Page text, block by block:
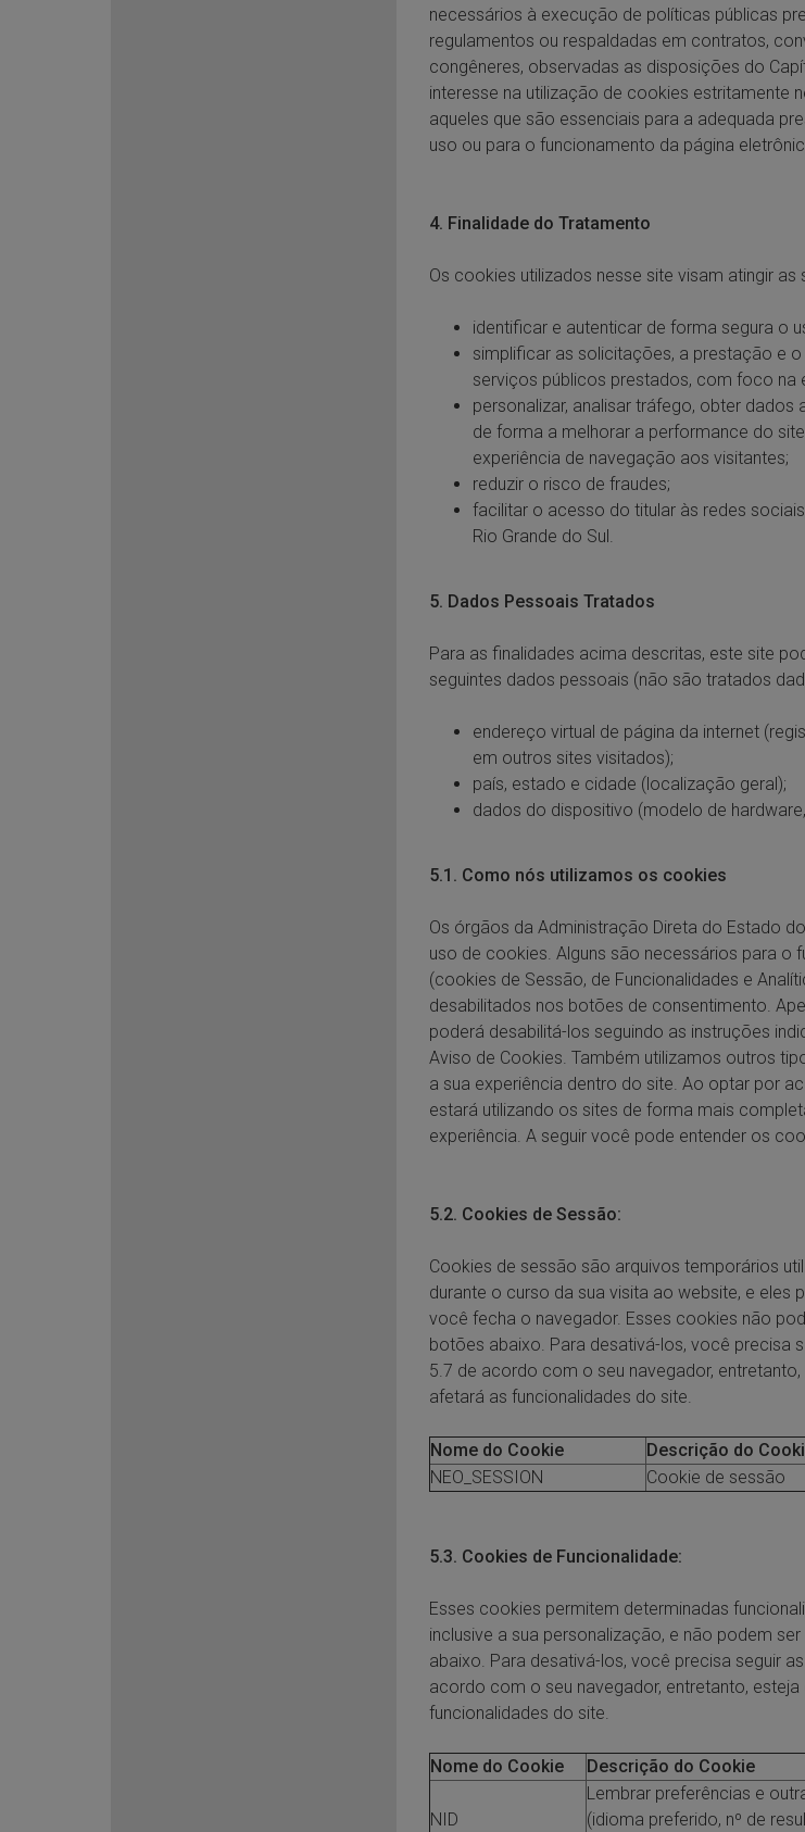
necessários à execução de políticas públicas
regulamentos ou respaldadas em contratos,
congêneres, observadas as disposições do
interesse na utilização de cookies estritamente
aqueles que são essenciais para a adequada
uso ou para o funcionamento da página
4. Finalidade do Tratamento
Os cookies utilizados nesse site visam atingir as
identificar e autenticar de forma segura o
simplificar as solicitações, a prestação e
serviços públicos prestados, com foco na
personalizar, analisar tráfego, obter dados
de forma a melhorar a performance do
experiência de navegação aos visitantes;
reduzir o risco de fraudes;
facilitar o acesso do titular às redes
Rio Grande do Sul.
5. Dados Pessoais Tratados
Para as finalidades acima descritas, este site
seguintes dados pessoais (não são tratados
endereço virtual de página da internet
em outros sites visitados);
país, estado e cidade (localização geral);
dados do dispositivo (modelo de
5.1. Como nós utilizamos os cookies
Os órgãos da Administração Direta do Estado
uso de cookies. Alguns são necessários para o
(cookies de Sessão, de Funcionalidades e
desabilitados nos botões de consentimento.
poderá desabilitá-los seguindo as instruções
Aviso de Cookies. Também utilizamos outros
a sua experiência dentro do site. Ao optar por
estará utilizando os sites de forma mais
experiência. A seguir você pode entender os
5.2. Cookies de Sessão:
Cookies de sessão são arquivos temporários
durante o curso da sua visita ao website, e eles
você fecha o navegador. Esses cookies não
botões abaixo. Para desativá-los, você precisa
5.7 de acordo com o seu navegador,
afetará as funcionalidades do site.
Nome do Cookie Descrição do
NEO_SESSION
Cookie de sessão
5.3. Cookies de Funcionalidade:
Esses cookies permitem determinadas
inclusive a sua personalização, e não podem
abaixo. Para desativá-los, você precisa seguir
acordo com o seu navegador, entretanto,
funcionalidades do site.
Nome do Cookie Descrição do Cookie
NID
Lembrar preferências e
(idioma preferido, nº de